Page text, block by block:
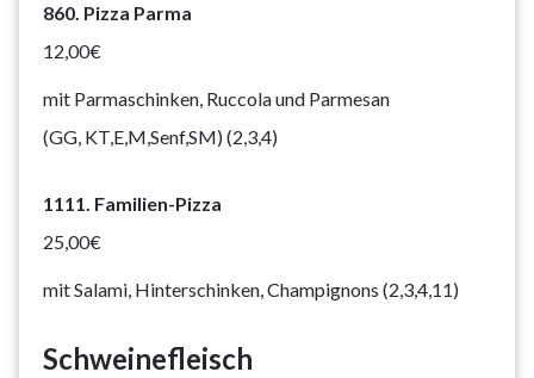
860. Pizza Parma
12,00€
mit Parmaschinken, Ruccola und Parmesan
(GG, KT,E,M,Senf,SM) (2,3,4)
1111. Familien-Pizza
25,00€
mit Salami, Hinterschinken, Champignons (2,3,4,11)
Schweinefleisch